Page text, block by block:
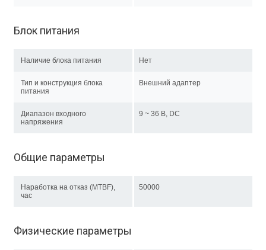
Блок питания
Наличие блока питания Нет
Тип и конструкция блока
питания
Внешний адаптер
Диапазон входного
напряжения
9 ~ 36 B, DC
Общие параметры
Наработка на отказ (MTBF),
час
50000
Физические параметры